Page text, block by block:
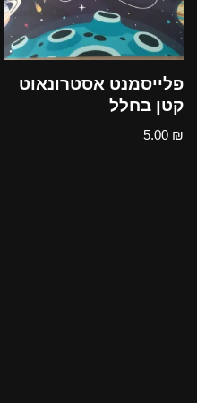
פלייסמנט אסטרונאוט
קטן בחלל
5.00 ₪